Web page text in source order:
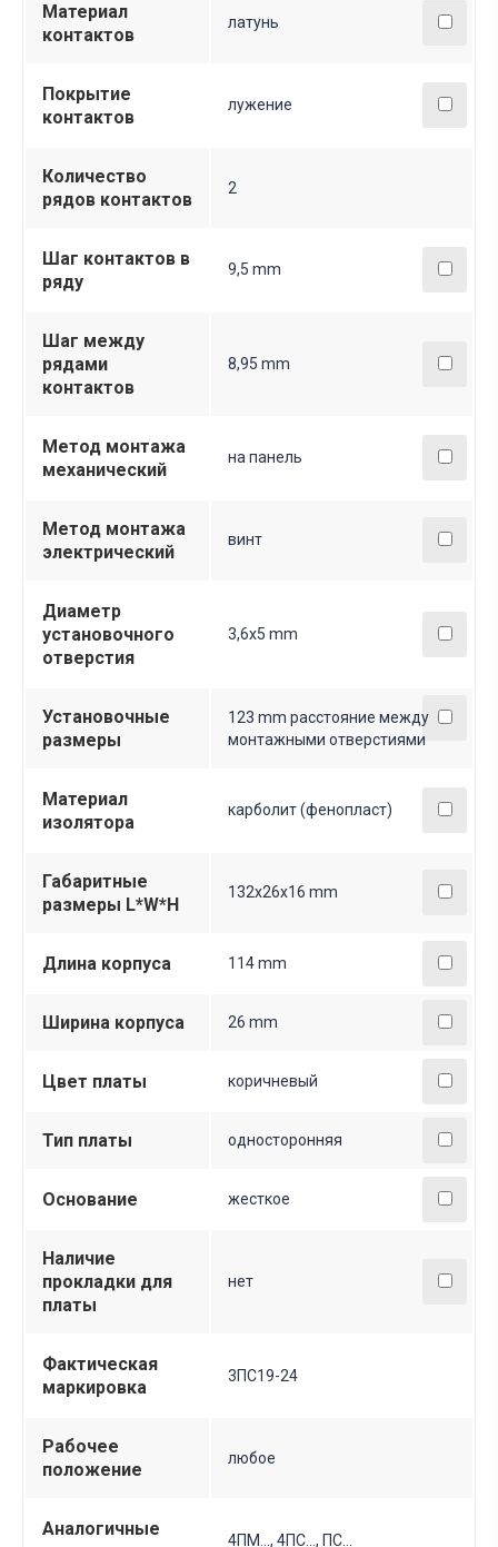
Материал
контактов
латунь
Покрытие
контактов
лужение
Количество
рядов контактов
2
Шаг контактов в
ряду
9,5 mm
Шаг между
рядами
контактов
8,95 mm
Метод монтажа
механический
на панель
Метод монтажа
электрический
винт
Диаметр
установочного
отверстия
3,6х5 mm
Установочные
размеры
123 mm расстояние между
монтажными отверстиями
Материал
изолятора
карболит (фенопласт)
Габаритные
размеры L*W*H
132х26х16 mm
Длина корпуса 114 mm
Ширина корпуса 26 mm
Цвет платы коричневый
Тип платы односторонняя
Основание жесткое
Наличие
прокладки для
платы
нет
Фактическая
маркировка
3ПС19-24
Рабочее
положение
любое
Аналогичные
4ПМ..., 4ПС…, ПС...